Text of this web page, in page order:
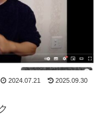
2024.07.21 2025.09.30